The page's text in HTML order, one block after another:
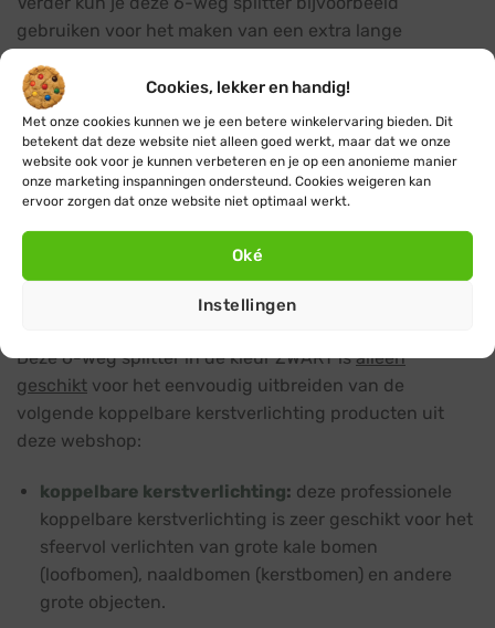
Cookies, lekker en handig!
Met onze cookies kunnen we je een betere winkelervaring bieden. Dit
betekent dat deze website niet alleen goed werkt, maar dat we onze
website ook voor je kunnen verbeteren en je op een anonieme manier
onze marketing inspanningen ondersteund. Cookies weigeren kan
ervoor zorgen dat onze website niet optimaal werkt.
Oké
Instellingen
gebruiken voor het maken van een extra lange
metkoppelbare lichtsnoerenvan 5 of 10 meter lengte.
Bij deze toepassing wordt aan elke uitgang van de
splitter een lichtsnoer koppelt waarbij de splitter aan de
bovenkant fungeert als ‘gordijnrail’. Deze manier van
splitters gebruiken wordt vaak toegepast voor het
horizontaal meerdere splitters aan elkaar worden
gekoppeld afhankelijk van de breedte van de
Deze 6-weg splitter in de kleur ZWART isalleen
geschikt voor het eenvoudig uitbreiden van de
volgende koppelbare kerstverlichting producten uit
deze webshop:
koppelbare kerstverlichting: deze professionele
koppelbare kerstverlichting is zeer geschikt voor het
sfeervol verlichten van grote kale bomen
(loofbomen), naaldbomen (kerstbomen) en andere
grote objecten.